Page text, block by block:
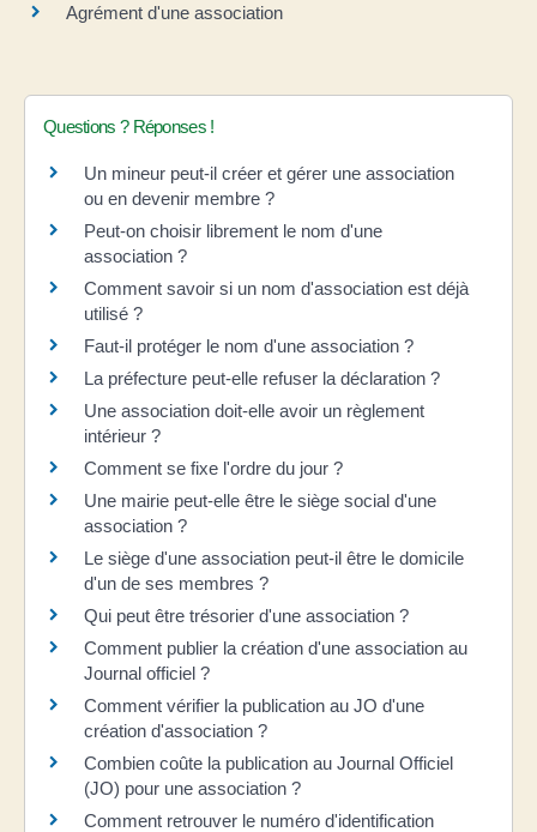
Agrément d'une association
Questions ? Réponses !
Un mineur peut-il créer et gérer une association
ou en devenir membre ?
Peut-on choisir librement le nom d'une
association ?
Comment savoir si un nom d'association est déjà
utilisé ?
Faut-il protéger le nom d'une association ?
La préfecture peut-elle refuser la déclaration ?
Une association doit-elle avoir un règlement
intérieur ?
Comment se fixe l'ordre du jour ?
Une mairie peut-elle être le siège social d'une
association ?
Le siège d'une association peut-il être le domicile
d'un de ses membres ?
Qui peut être trésorier d'une association ?
Comment publier la création d'une association au
Journal officiel ?
Comment vérifier la publication au JO d'une
création d'association ?
Combien coûte la publication au Journal Officiel
(JO) pour une association ?
Comment retrouver le numéro d'identification